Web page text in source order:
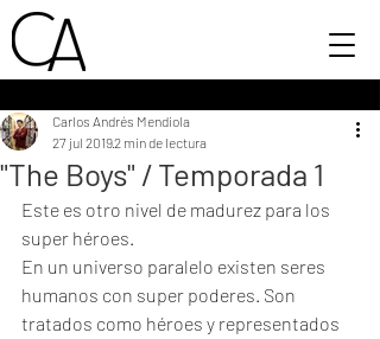
"The Boys" / Temporada 1
Carlos Andrés Mendiola
27 jul 20192 min de lectura
Este es otro nivel de madurez para los
super héroes.
En un universo paralelo existen seres
humanos con super poderes. Son
tratados como héroes y representados